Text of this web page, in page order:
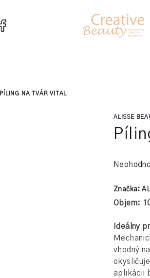
PÍLING NA TVÁR VITAL
ALISSE
Priemerné
produktu
je
z
5
Značka:
Objem:
Ideálny
vhodný
aplikácii